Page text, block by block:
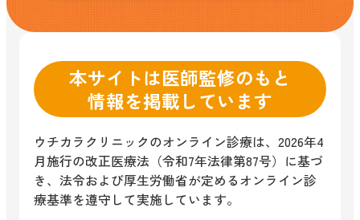
本サイトは医師監修のもと
情報を掲載しています
ウチカラクリニックのオンライン診療は、2026年4
月施行の改正医療法（令和7年法律第87号）に基づ
き、法令および厚生労働省が定めるオンライン診
療基準を遵守して実施しています。